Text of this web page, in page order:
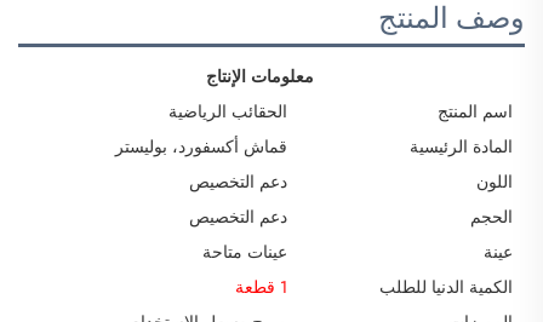
وصف المنتج
معلومات الإنتاج
اسم المنتج
الحقائب الرياضية
المادة الرئيسية
قماش أكسفورد، بوليستر
اللون
دعم التخصيص
الحجم
دعم التخصيص
عينة
عينات متاحة
الكمية الدنيا للطلب
1 قطعة